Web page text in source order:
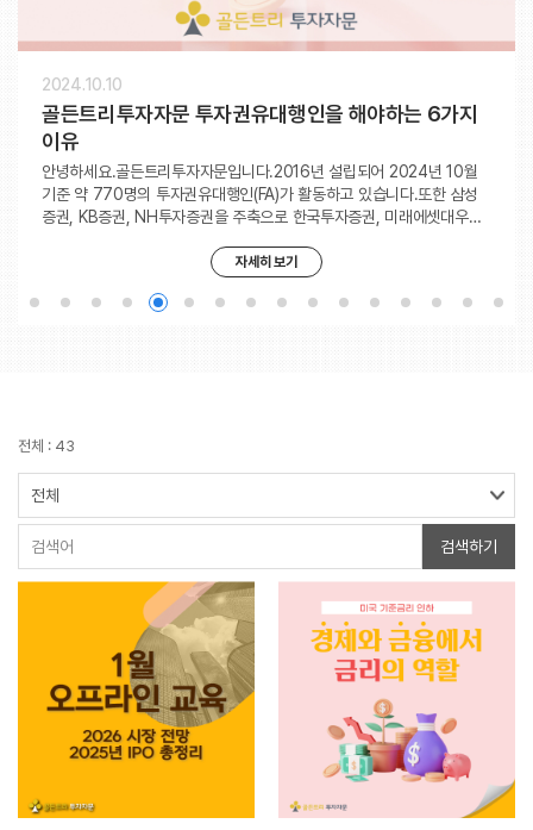
2025.05.20
골든트리투자자문 회사소개
자세히 보기
2024.10.31
2024년 11월 교육 일정
자세히 보기
2024.10.24
10/23 4분기 오프라인 교육
안녕하세요.골든트리투자자문입니다.10월 23일 수요일 4분기 오프라인
교육를 진행했습니다.많은 FA님들이 참석해 남은 4분기 시장전망과 ISA
ETF형 신상품 소개골든트리 영업방향에 대한 교육을 진행했습니다. 골
든트리투자자문은 매월 Zoom으로 진행하는 정기교육과 함께 분기별로
만에 석식도 함께 하며 즐거운 시간을 보냈습니다.다음 번 더 좋은 교육
으로 찾아뵙겠습니다.감사합니다.
2024.10.23
골든트리투자자문 투자전문위원 리딩 FA
안녕하세요.골든트리투자자문입니다.골든트리투자자문에서 보험과 투
자에 모두 능통한 전문가로서 자산관리 비즈니스를 선도할 8분의 투자
전문위원을 선발하였습니다. 홈페이지의 투자칼럼을 통해 투자 노하우,
보험영업 스토리, 자산 유치 비법 등을 전달 드릴 계획이고정규 교육을
2024.10.10
골든트리투자자문 투자권유대행인을 해야하는 6가지
이유
안녕하세요.골든트리투자자문입니다.2016년 설립되어 2024년 10월
기준 약 770명의 투자권유대행인(FA)가 활동하고 있습니다.또한 삼성
증권, KB증권, NH투자증권을 주축으로 한국투자증권, 미래에셋대우증
입니다. 골든트리투자자문은 미국식 자산관리 비즈니스 시장 구조처럼
운용사)를 연결해주는 시스템을 갖고 있습니다. 일반 투자자들은 각 증
오 투자를 진행할 수 있습니다. 투자자문사는 다음의 다섯 가지 원칙으로
의 발달로 대부분의 투자상품은 수수료가 낮아진 상황입니다. 펀드도 인
료인 증권사도 많습니다. 그로 인해 증권사 투자권유대행인의 보수도 과
오 위험 부담에 따라 상이하며 0.3~0.5%(년) 수준입니다. 둘째, 일괄매
매로 포트폴리오 투자가 가능합니다.투자는 잃지 않는 게 가장 중요합니
다. 잃지 않기 위해서는 한 군데 집중 투자하는 것이 아니라 분산 투자를
해야합니다. 하지만 여러 종목이나 투자상품이 나눠서 투자하는 건 생각
보다 노력과 에너지, 공부가 필요합니다. 6~8종목을 직접 공부하고 찾
아서 고르고 투자하는 건 정말 쉽지 않고요. 자문사에서는 일괄매수/일
괄매도를 통해 비교적 손쉽게 포트폴리오 투자를 하실 수 있습니다.셋째,
주식, 채권, 리츠, Commodity 등 6~8개 투자상품에 분산 투자합니
다. 절대적인 투자상품은 없습니다. 시황에 따라 전략적으로 비율을 조정
하며 최대한 원금을 잃지 않게 투자하는 것이 중요합니다. 상승장에서는
주식에 100% 투자하는 플랜보다 수익률이 조금 부족할 수 있지만 하락
장에서는 채권을 비롯해 리츠, Commodity 상품들이 반대의 움직임을
자세히 보기
2024.09.30
10월 교육 일정
자세히 보기
2023.02.08
2023년 2월 입문 교육 과정(ZOOM)
2023년 2월 입문교육 줌미팅 교육을 진행했습니다.■ 자산관리 필요성
■ FA보수■ MP소개■ 상담실무_적립형 MP(펀드)바쁜 와중에도 많은
FA분들께서 함께 해주셨습니다. 특히 개편된 홈페이지, 네이버 카페, 텔
레그램, 곧 오픈 예정인 시스템에 대한 설명 등에 대해 FA님들의 좋은 반
절차 시연에 대해서도 만족도가 높았습니다.2023년 상반기에는 이처럼
매월 입문교육이 진행 될 예정이니 공지 문자 확인 잘 하셔서 교육 놓치
는 일 없이 챙기시길 바라겠습니다.FA님들의 적극적인 참여 부탁드립니
2023.02.07
[월별 정기교육]2월 경제전망 및 우수FA 사례공유(ZO
OM)
2023년 2월 1차 정기 줌미팅 교육을 진행했습니다.바쁜 와중에도 많은
FA분들께서 함께 해주셨습니다.'2월 경제전망 및 우수FA 사례공유'를 주
제로 FA님들과 의미 있는 시간을 함께 했습니다.우수FA 사례 공유에는
과 더불어 영업에서 활용할 수 있는 노하우를 전수해주셨습니다.2023
셔서 교육 놓치는 일 없이 챙기시길 바라겠습니다.FA님들의 적극적인 참
자세히 보기
2023.01.25
[월별 정기교육]1월 Factsheet 읽는법 및 나인박스 활
용법(ZOOM)
2023년 1월 2차 정기 줌미팅 교육을 진행했습니다.바쁜 와중에도 많은
FA분들께서 함께 해주셨습니다.'Factsheet 읽는법 및 나인박스 활용
법'을 주제로 FA님들과 의미 있는 시간을 함께 했습니다.'Factsheet 읽
인박스 활용법' 시간을 통해나인박스에 업로드된 골든트리 콘텐츠 활용
니다.2023년에는 이처럼 매월 정기교육이 진행 될 예정이니 공지 문자
적극적인 참여 부탁드립니다.
자세히 보기
2023.01.13
2023년 1월 입문 교육 과정(ZOOM)
2023년 첫 입문교육 줌미팅 교육을 진행했습니다.■ 자산관리 필요성
■ FA보수■ MP소개■ 상담실무바쁜 와중에도 많은 FA분들께서 함께
해주셨습니다. 특히 개편된 홈페이지, 네이버 카페, 텔레그램, 곧 오픈 예
정인 시스템에 대한 설명 등에 대해 FA님들의 좋은 반응이 있었습니다.2
확인 잘 하셔서 교육 놓치는 일 없이 챙기시길 바라겠습니다.FA님들의
적극적인 참여 부탁드립니다.
2023.01.12
골든트리 VIP고객 초청 세미나 진행
2023년 시작을 맞이해 VIP 고객분들을 초청해 ‘2023년 경기침체를 헤
쳐나갈 투자전략’이라는 주제로 세미나를 진행했습니다. 2023년의 경기
침체가 확실해지는 가운데 이번 위기를 어떻게 헤쳐나가야 할 지, 골든트
리투자자문은 고객분들의 궁금증을 해결해드리고 싶었습니다. ‘경기침체
좋을까요?’‘경기침체가 예정된 상황에서 어떻게 투자하면 좋을까요?’궁
금증을 해결해 드리기 위해 고객분들의 눈높이에 맞춘 설명과 지혜로운
투자전략을 소개하는 시간을 가졌습니다. 골든트리투자자문의 입장에서
긍정적인 피드백을 받을 수 있었던‘고객분들과 win-win’할 수 있는 세미
나였습니다. 2023년에도 골든트리투자자문의 세미나는 계속 이어질 것
2023.01.11
[월별 정기교육]1월 경제전망 교육(ZOOM)
2023년 성공적인 도약을 위해첫 전체 줌미팅 교육을 진행했습니다.바
쁜 와중에도 많은 FA분들께서 함께 해주셨습니다.2023년의 경제전망
및 시황을 주제로 FA님들과 의미 있는 시간을 함께 했습니다.2023년에
는 이처럼 매월 정기교육이 진행 될 예정이니 공지 문자 확인 잘 하셔서
2023.01.05
Pre2023 자산관리 예비전문가 과정
2023년을 현명하게 맞이하기 위해서2022년 12월 14일 / 12월 21일
양일간 'Pre2023 자산관리 예비전문가 과정'을 줌으로 진행했습니다.■
자산배분 필요성■ FA핵심 무기 적립식 펀드 및 연금 펀드 ■ 깃플 베러
어플 및 펀도라 시스템 ■ 펀도라를 활용한 적립식 펀드 및 연금 펀드 실
대비할 수 있는 다양하고 알찬 강의 구성으로 FA님들과 의미 있는 시간
을 함께 했습니다.2023년도에는 더 많은 교육들이 준비되어 있으니 FA
님들의 적극적인 참여 부탁드립니다.
2023.01.04
2023년 새해 인사 및 골든트리투자자문 전략 방향
안녕하세요.골든트리투자자문 김유상 대표입니다.2023년 계모년 새해
가 밝았습니다.새해 복 많이 받으시고 가정의 평화와 개인의 행복 두마리
토끼를 모두 잡는 한 해가 되시길 진심으로 기원합니다. 2023년 골든트
리는 세 가지 3P에 집중 할 것입니다.
2022.12.01
골든트리 VIP고객 초청 세미나 진행
2022년 연말을 맞이해 VIP 고객분들을 초청해 ‘2023년 경기침체를 헤
쳐나갈 투자전략’이라는 주제로 세미나를 진행했습니다. 시장에서는 2
023년도의 경기침체를 이야기하는 목소리가 커지는 가운데, 골든트리
투자자문은 고객분들의 궁금증을 해결해드리고 싶었습니다. ‘경기침체
궁금증을 해결해 드리기 위해 고객분들의 눈높이에 맞춘 설명과 지혜로
운 투자전략을 소개하는 시간을 가졌습니다. 골든트리투자자문의 입장
등 긍정적인 피드백을 받을 수 있었던 ‘고객분들과 win-win’할 수 있는
세미나였습니다. 2023년에도 골든트리투자자문의 세미나는 계속 이
2022.08.18
골든트리투자자문, 국내 첫 '버퍼 펀드' 출시
기사 원문 바로가기>
자세히 보기
전체 : 43
검색하기